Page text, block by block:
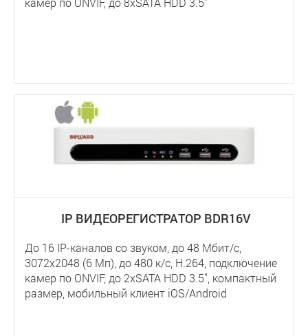
IP ВИДЕОРЕГИСТРАТОР BDR16V
До 16 IP-каналов со звуком, до 48 Мбит/с,
3072x2048 (6 Мп), до 480 к/с, H.264, подключение
камер по ONVIF, до 2хSATA HDD 3.5'', компактный
размер, мобильный клиент iOS/Android